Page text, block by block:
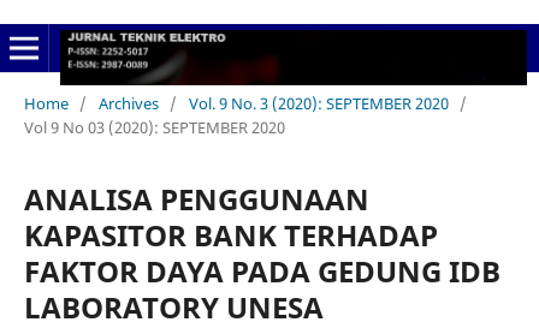
Home / Archives / Vol. 9 No. 3 (2020): SEPTEMBER 2020 /
Vol 9 No 03 (2020): SEPTEMBER 2020
ANALISA PENGGUNAAN
KAPASITOR BANK TERHADAP
FAKTOR DAYA PADA GEDUNG IDB
LABORATORY UNESA